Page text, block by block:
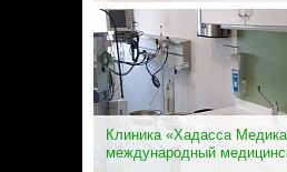
Клиника «Хадасса
международный